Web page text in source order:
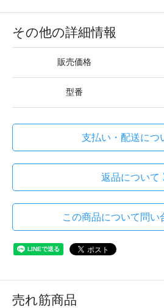
その他の詳細情報
販売価格
型番
支払い・配送につ
返品について
この商品について問い
売れ筋商品